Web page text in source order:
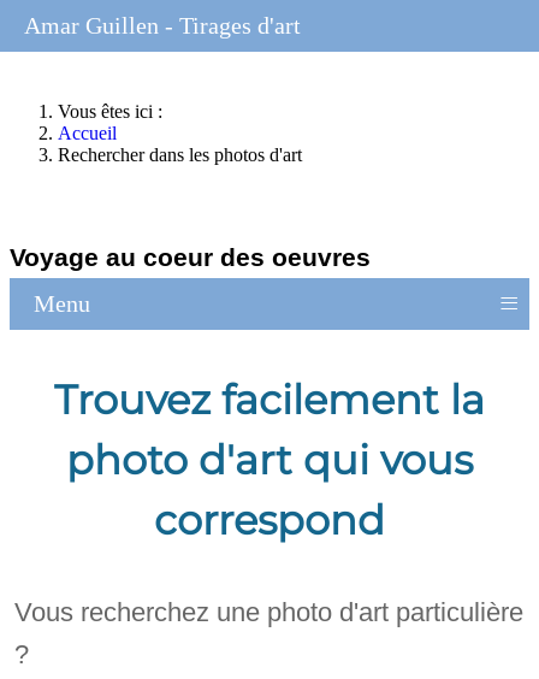
Vous êtes ici :
Accueil
Rechercher dans les photos d'art
Voyage au coeur des oeuvres
Menu ≡
Trouvez facilement la
photo d'art qui vous
correspond
Vous recherchez une photo d'art particulière
?
Amar Guillen - Tirages d'art